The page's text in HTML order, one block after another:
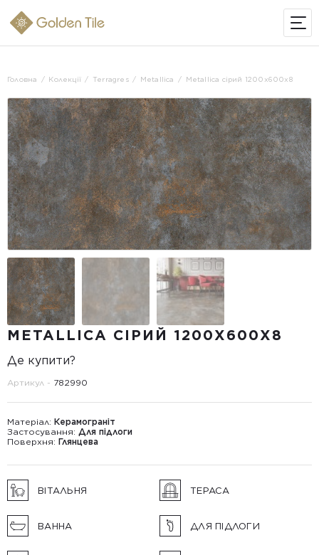
Головна Колекції Terragres Metallica Metallica сірий 1200х600х8
METALLICA СІРИЙ 1200Х600Х8
Де купити?
Артикул - 782990
Матеріал: Керамограніт
Застосування: Для підлоги
Поверхня: Глянцева
ВІТАЛЬНЯ ТЕРАСА
ВАННА ДЛЯ ПІДЛОГИ